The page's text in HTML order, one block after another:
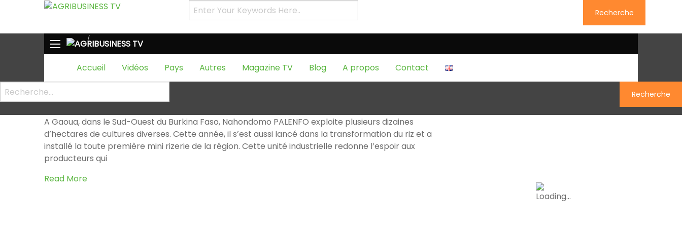
Recherche
Accueil Vidéos Pays Autres Magazine TV Blog A propos Contact
Recherche
HOME Étiquette :ProCIV
Étiquette :ProCIV
Un modèle d’agriculture contractuelle
AgribusinessTV
A Gaoua, dans le Sud-Ouest du Burkina Faso, Nahondomo PALENFO exploite plusieurs dizaines
d’hectares de cultures diverses. Cette année, il s’est aussi lancé dans la transformation du riz et a
installé la toute première mini rizerie de la région. Cette unité industrielle redonne l’espoir aux
producteurs qui
Read More
Suivez-nous sur Facebook